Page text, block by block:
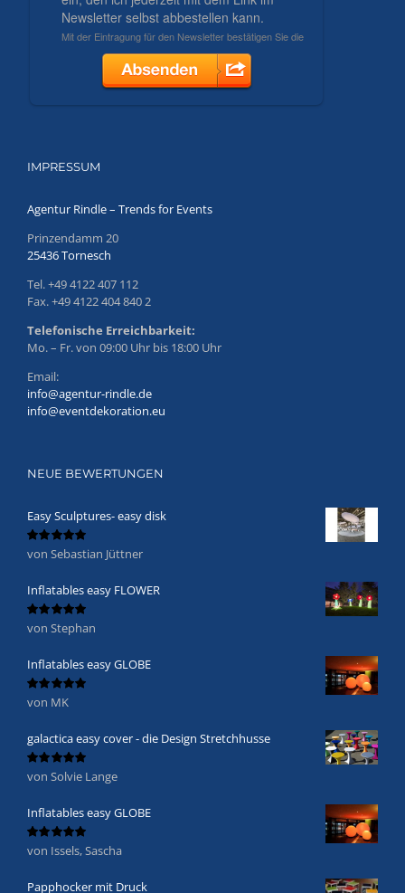
IMPRESSUM
Agentur Rindle – Trends for Events
Prinzendamm 20
25436 Tornesch
Tel. +49 4122 407 112
Fax. +49 4122 404 840 2
Telefonische Erreichbarkeit:
Mo. – Fr. von 09:00 Uhr bis 18:00 Uhr
Email:
info@agentur-rindle.de
info@eventdekoration.eu
NEUE BEWERTUNGEN
Easy Sculptures- easy disk
Bewertet
von Sebastian Jüttner
Inflatables easy FLOWER
Bewertet
von 5
von Stephan
Inflatables easy GLOBE
Bewertet
von MK
galactica easy cover - die Design Stretchhusse
Bewertet
von Solvie Lange
Inflatables easy GLOBE
Bewertet
von Issels, Sascha
Papphocker mit Druck